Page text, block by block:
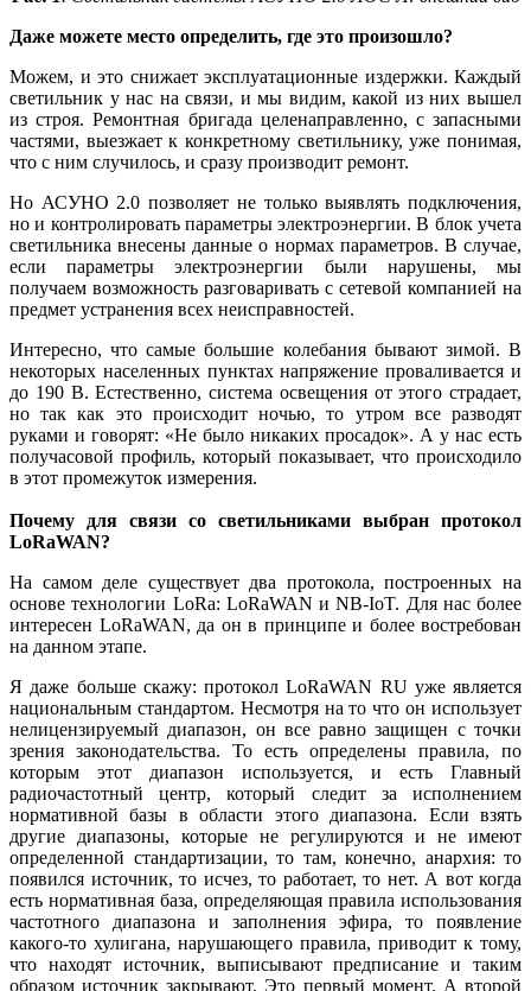
Даже можете место определить, где это произошло?
Можем, и это снижает эксплуатационные издержки. Каждый
светильник у нас на связи, и мы видим, какой из них вышел
из строя. Ремонтная бригада целенаправленно, с запасными
частями, выезжает к конкретному светильнику, уже понимая,
что с ним случилось, и сразу производит ремонт.
Но АСУНО 2.0 позволяет не только выявлять подключения,
но и контролировать параметры электроэнергии. В блок учета
светильника внесены данные о нормах параметров. В случае,
если параметры электроэнергии бы­ли нарушены, мы
получаем возможность разговаривать с сетевой компанией на
предмет устранения всех неисправностей.
Интересно, что самые большие колебания бывают зимой. В
некоторых населенных пунктах напряжение проваливается и
до 190 В. Естественно, система освещения от этого страдает,
но так как это происходит ночью, то утром все разводят
руками и говорят: «Не бы­ло никаких просадок». А у нас есть
получасовой профиль, который показывает, что происходило
в этот промежуток измерения.
Почему для связи со светильниками выбран протокол
LoRaWAN?
На самом де­ле существует два протокола, построенных на
основе технологии LoRa: LoRaWAN и NB-IoT. Для нас более
интересен LoRaWAN, да он в принципе и более востребован
на данном этапе.
Я да­же больше скажу: протокол LoRaWAN RU уже является
национальным стандартом. Несмотря на то что он использует
нелицензируемый диапазон, он все равно защищен с точки
зрения законодательства. То есть определены правила, по
которым этот диапазон используется, и есть Главный
радиочастотный центр, который следит за исполнением
нормативной ба­зы в области этого диапазона. Если взять
другие диапазоны, которые не регулируются и не имеют
определенной стандартизации, то там, конечно, анархия: то
появился источник, то исчез, то работает, то нет. А вот когда
есть нормативная ба­за, определяющая правила использования
частотного диапазона и заполнения эфира, то появление
какого-то хулигана, нарушающего правила, приводит к то­му,
что находят источник, выписывают предписание и таким
образом источник закрывают. Это первый момент. А второй